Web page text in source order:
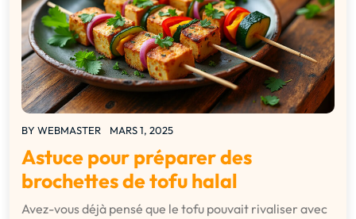
BY WEBMASTER MARS 1, 2025
Astuce pour préparer des
brochettes de tofu halal
Avez-vous déjà pensé que le tofu pouvait rivaliser avec